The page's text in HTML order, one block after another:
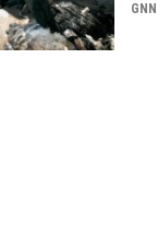
GNN